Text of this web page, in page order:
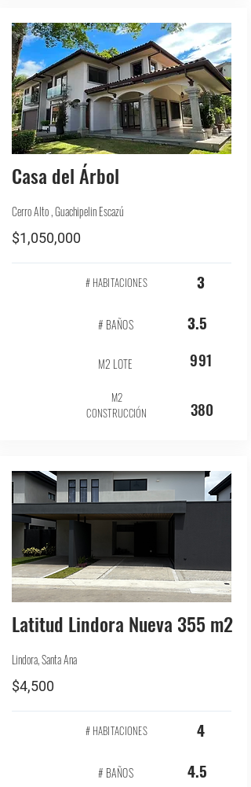
Casa del Árbol
Cerro Alto , Guachipelin Escazú
$1,050,000
# HABITACIONES 3
# BAÑOS 3.5
M2 LOTE 991
M2
CONSTRUCCIÓN
380
Latitud Lindora Nueva 355 m2
Lindora, Santa Ana
$4,500
# HABITACIONES 4
# BAÑOS 4.5